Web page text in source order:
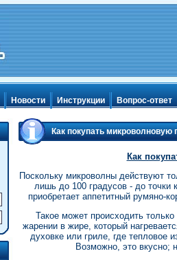
Новости Инструкции Вопрос-ответ
Как покупать микроволновую
Как
Поскольку микроволны действуют
лишь до 100 градусов - до точки
приобретает аппетитный румяно-
Такое может происходить
жарении в жире, который
духовке или гриле, где тепловое
Возможно, это вкусно;